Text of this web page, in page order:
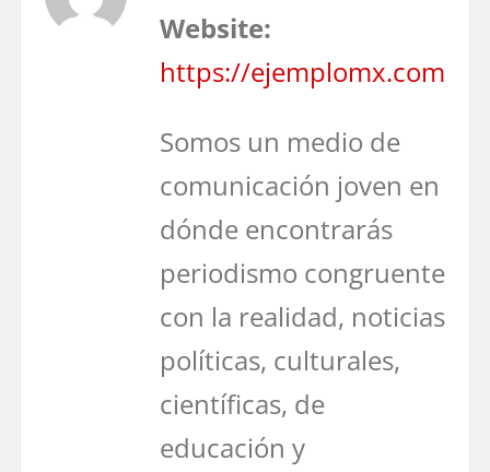
Website:
https://ejemplomx.com
Somos un medio de
comunicación joven en
dónde encontrarás
periodismo congruente
con la realidad, noticias
políticas, culturales,
científicas, de
educación y